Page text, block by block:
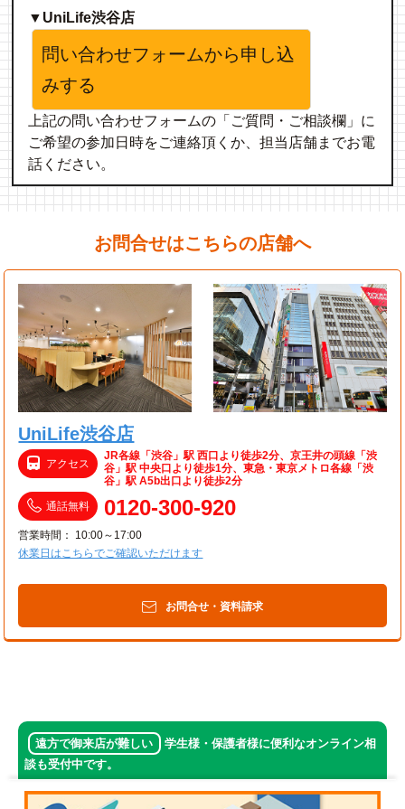
▼UniLife渋谷店
問い合わせフォームから申し込
みする
上記の問い合わせフォームの「ご質問・ご相談欄」に
ご希望の参加日時をご連絡頂くか、担当店舗までお電
話ください。
お問合せはこちらの店舗へ
UniLife渋谷店
アクセス
JR各線「渋谷」駅 西口より徒歩2分、京王井の頭線「渋
谷」駅 中央口より徒歩1分、東急・東京メトロ各線「渋
谷」駅 A5b出口より徒歩2分
通話無料
0120-300-920
営業時間： 10:00～17:00
休業日はこちらでご確認いただけます
お問合せ・資料請求
遠方で御来店が難しい
学生様・保護者様に便利なオンライン相
談も受付中です。